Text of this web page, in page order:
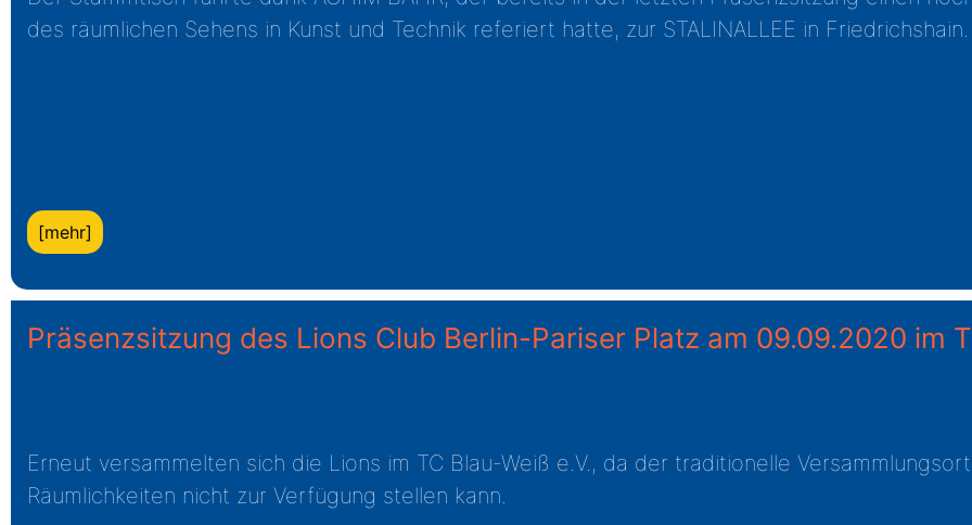
des räumlichen Sehens in Kunst und Technik referiert hatte, zur STALINALLEE in Friedrichshain.
[mehr]
Präsenzsitzung des Lions Club Berlin-Pariser Platz am 09.09.2020 im
Erneut versammelten sich die Lions im TC Blau-Weiß e.V., da der traditionelle
Räumlichkeiten nicht zur Verfügung stellen kann.